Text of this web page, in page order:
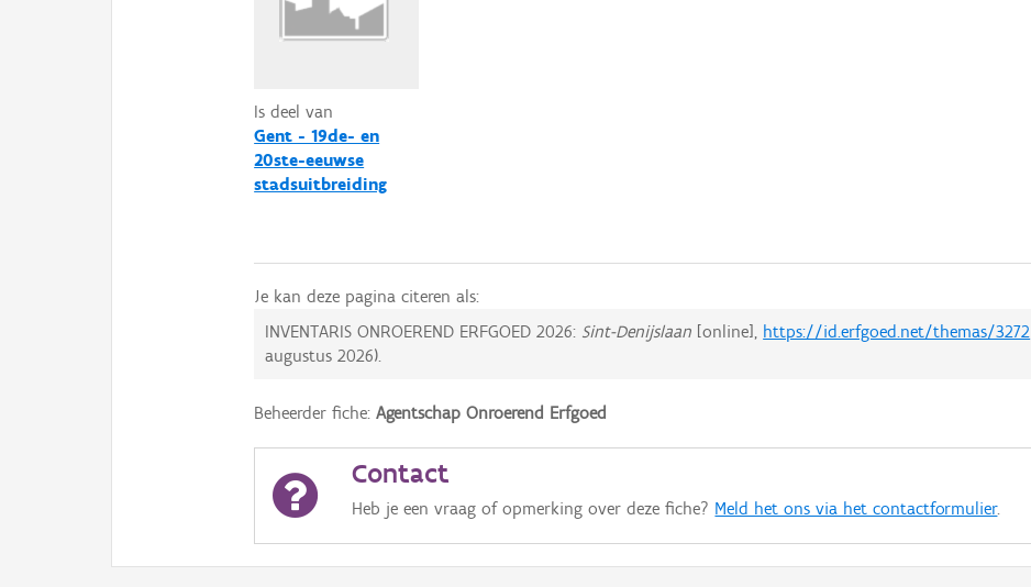
Is deel van
Gent - 19de- en
20ste-eeuwse
stadsuitbreiding
Je kan deze pagina citeren als:
INVENTARIS ONROEREND ERFGOED 2026: Sint-Denijslaan [online], https://id.erfgoed.net/themas/3272
augustus 2026).
Beheerder fiche:Agentschap Onroerend Erfgoed
Contact
Heb je een vraag of opmerking over deze fiche? Meld het ons via het contactformulier.